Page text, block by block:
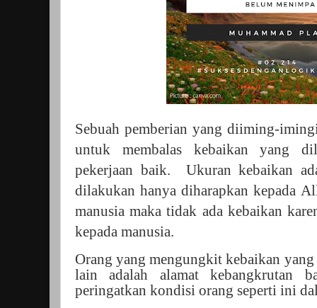
Sebuah pemberian yang diiming-
untuk membalas kebaikan yang
pekerjaan baik. Ukuran kebaikan
dilakukan hanya diharapkan kepada
manusia maka tidak ada kebaikan
kepada manusia.
Orang yang mengungkit kebaikan
lain adalah alamat kebangkrutan
peringatkan kondisi orang seperti ini